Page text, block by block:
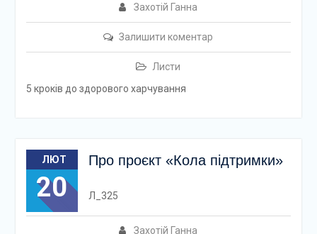
Захотій Ганна
Залишити коментар
Листи
5 кроків до здорового харчування
ЛЮТ
20
Про проєкт «Кола підтримки»
Захотій Ганна
Л_325